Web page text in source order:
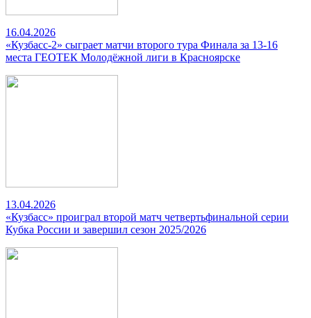
16.04.2026
«Кузбасс-2» сыграет матчи второго тура Финала за 13-16
места ГЕОТЕК Молодёжной лиги в Красноярске
13.04.2026
«Кузбасс» проиграл второй матч четвертьфинальной серии
Кубка России и завершил сезон 2025/2026